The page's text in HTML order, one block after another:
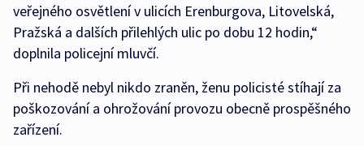
veřejného osvětlení v ulicích Erenburgova, Litovelská,
Pražská a dalších přilehlých ulic po dobu 12 hodin,“
doplnila policejní mluvčí.
Při nehodě nebyl nikdo zraněn, ženu policisté stíhají za
poškozování a ohrožování provozu obecně prospěšného
zařízení.